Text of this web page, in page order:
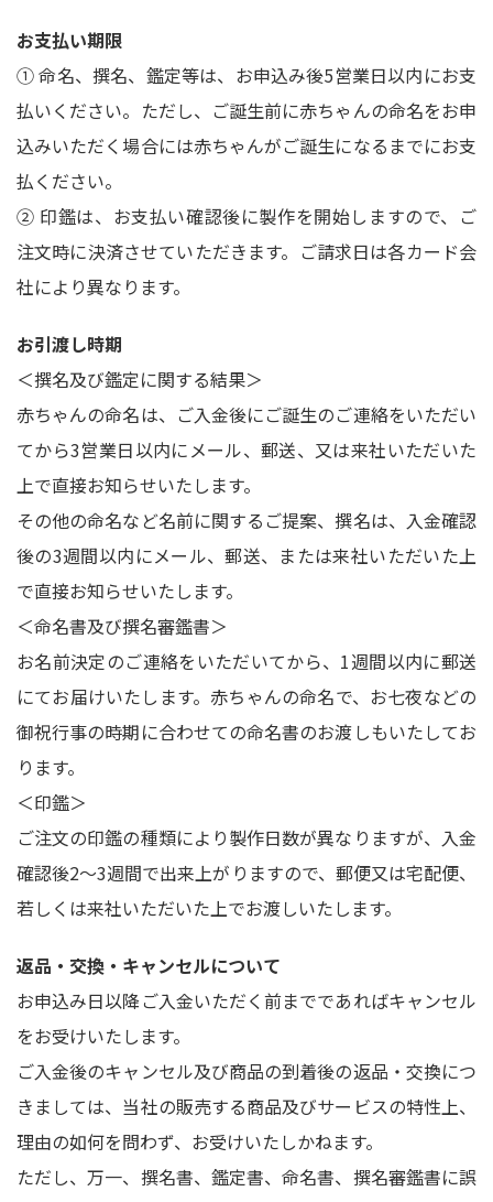
お支払い期限
① 命名、撰名、鑑定等は、お申込み後5営業日以内にお支
払いください。ただし、ご誕生前に赤ちゃんの命名をお申
込みいただく場合には赤ちゃんがご誕生になるまでにお支
払ください。
② 印鑑は、お支払い確認後に製作を開始しますので、ご
注文時に決済させていただきます。ご請求日は各カード会
社により異なります。
お引渡し時期
＜撰名及び鑑定に関する結果＞
赤ちゃんの命名は、ご入金後にご誕生のご連絡をいただい
てから3営業日以内にメール、郵送、又は来社いただいた
上で直接お知らせいたします。
その他の命名など名前に関するご提案、撰名は、入金確認
後の3週間以内にメール、郵送、または来社いただいた上
で直接お知らせいたします。
＜命名書及び撰名審鑑書＞
お名前決定のご連絡をいただいてから、1週間以内に郵送
にてお届けいたします。赤ちゃんの命名で、お七夜などの
御祝行事の時期に合わせての命名書のお渡しもいたしてお
ります。
＜印鑑＞
ご注文の印鑑の種類により製作日数が異なりますが、入金
確認後2～3週間で出来上がりますので、郵便又は宅配便、
若しくは来社いただいた上でお渡しいたします。
返品・交換・キャンセルについて
お申込み日以降ご入金いただく前までであればキャンセル
をお受けいたします。
ご入金後のキャンセル及び商品の到着後の返品・交換につ
きましては、当社の販売する商品及びサービスの特性上、
理由の如何を問わず、お受けいたしかねます。
ただし、万一、撰名書、鑑定書、命名書、撰名審鑑書に誤